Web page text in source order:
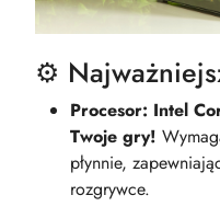
⚙️
Procesor: Intel
Twoje gry!
płynnie,
rozgrywce.